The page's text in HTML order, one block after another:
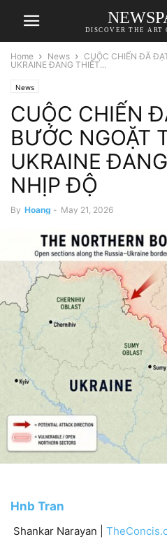
DISCOVER THE ART
Home News
CUỘC CHIẾN ĐÃ
UKRAINE ĐANG THIẾT...
News
CUỘC CHIẾN
BƯỚC NGOẶT
UKRAINE
NHỊP ĐỘ
By Hoang - May 21, 2026
Hnb Tran
Shankar Narayan |